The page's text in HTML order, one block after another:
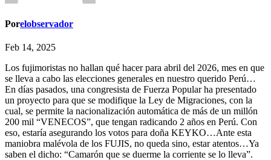
Porelobservador
Feb 14, 2025
Los fujimoristas no hallan qué hacer para abril del 2026, mes en que
se lleva a cabo las elecciones generales en nuestro querido Perú…
En días pasados, una congresista de Fuerza Popular ha presentado
un proyecto para que se modifique la Ley de Migraciones, con la
cual, se permite la nacionalización automática de más de un millón
200 mil “VENECOS”, que tengan radicando 2 años en Perú. Con
eso, estaría asegurando los votos para doña KEYKO…Ante esta
maniobra malévola de los FUJIS, no queda sino, estar atentos…Ya
saben el dicho: “Camarón que se duerme la corriente se lo lleva”.